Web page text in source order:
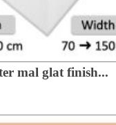
mal glat finish...